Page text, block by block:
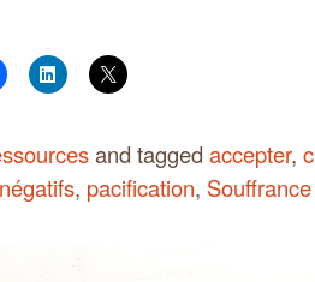
and tagged accepter,
négatifs, pacification, Souffrance